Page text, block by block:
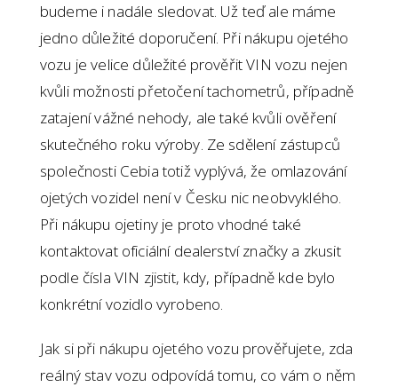
budeme i nadále sledovat. Už teď ale máme
jedno důležité doporučení. Při nákupu ojetého
vozu je velice důležité prověřit VIN vozu nejen
kvůli možnosti přetočení tachometrů, případně
zatajení vážné nehody, ale také kvůli ověření
skutečného roku výroby. Ze sdělení zástupců
společnosti Cebia totiž vyplývá, že omlazování
ojetých vozidel není v Česku nic neobvyklého.
Při nákupu ojetiny je proto vhodné také
kontaktovat oficiální dealerství značky a zkusit
podle čísla VIN zjistit, kdy, případně kde bylo
konkrétní vozidlo vyrobeno.
Jak si při nákupu ojetého vozu prověřujete, zda
reálný stav vozu odpovídá tomu, co vám o něm